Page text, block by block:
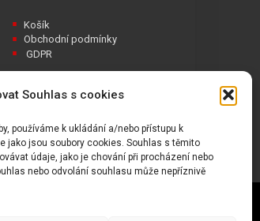
Souhlas s cookies
používáme k ukládání a/nebo přístupu k
jako jsou soubory cookies. Souhlas s těmito
údaje, jako je chování při procházení nebo
nebo odvolání souhlasu může nepříznivě
Košík
Obchodní podmínky
GDPR